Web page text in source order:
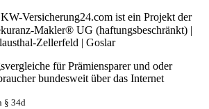
Versicherung24.com ist ein Projekt der
Makler® UG (haftungsbeschränkt) |
Zellerfeld | Goslar
§ 34d